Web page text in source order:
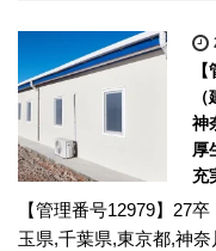
神
厚
充
【管理番号12979】27
玉県,千葉県,東京都,神